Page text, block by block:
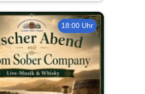
18:00 Uhr